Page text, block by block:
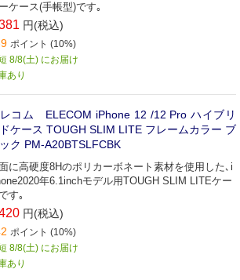
ケース(手帳型)です｡
円(税込)
ポイント (10%)
8/8(土) にお届け
あり
コム ELECOM iPhone 12 /12 Pro ハイブリ
ケース TOUGH SLIM LITE フレームカラー ブ
ク PM-A20BTSLFCBK
に高硬度8Hのポリカーボネート素材を使用した､i
年6.1inchモデル用TOUGH SLIM LITEケー
す｡
円(税込)
ポイント (10%)
8/8(土) にお届け
あり